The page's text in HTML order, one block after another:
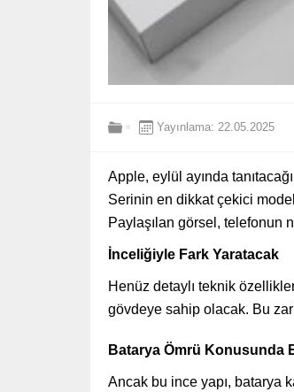
Yayınlama: 22.05.2025
Apple, eylül ayında
Serinin en dikkat çekici
Paylaşılan görsel, telefonun
İnceliğiyle Fark Yaratacak
Henüz detaylı teknik
gövdeye sahip olacak. Bu
Batarya Ömrü Konusunda
Ancak bu ince yapı, batarya